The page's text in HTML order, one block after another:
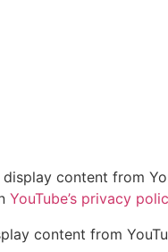
content from
YouTube’s privacy
content from